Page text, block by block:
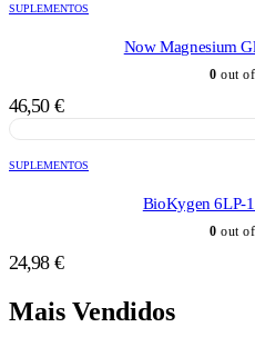
SUPLEMENTOS
Now Magnesium
0 out
46,50 €
SUPLEMENTOS
BioKygen 6LP-
0 out
24,98 €
Mais Vendidos